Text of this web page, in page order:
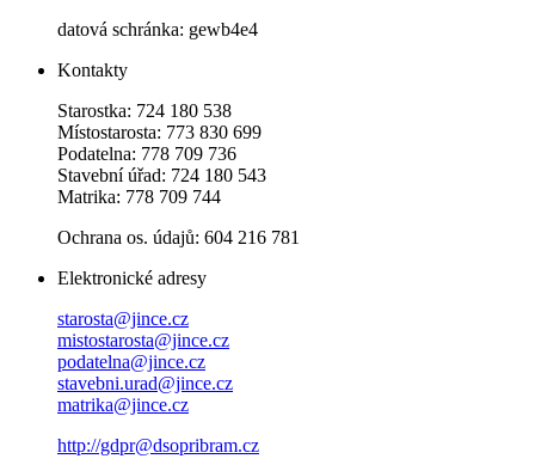
datová schránka: gewb4e4
Kontakty
Starostka: 724 180 538
Místostarosta: 773 830 699
Podatelna: 778 709 736
Stavební úřad: 724 180 543
Matrika: 778 709 744
Ochrana os. údajů: 604 216 781
Elektronické adresy
starosta@jince.cz
mistostarosta@jince.cz
podatelna@jince.cz
stavebni.urad@jince.cz
matrika@jince.cz
http://gdpr@dsopribram.cz